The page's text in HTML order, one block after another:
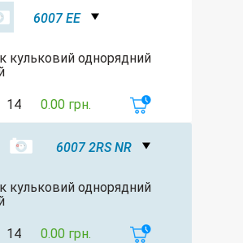
6007 EE
кульковий однорядний
14 0.00 грн.
6007 2RS NR
кульковий однорядний
14 0.00 грн.